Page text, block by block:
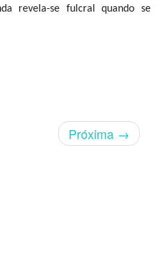
revela-se fulcral quando se
Próxima →